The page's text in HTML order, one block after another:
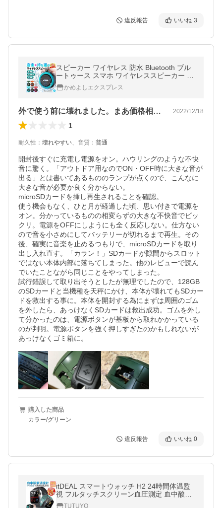
違反報告 いいね 3
スピーカー ワイヤレス 防水 Bluetooth ブル
ートゥース スマホ ワイヤレススピーカー ハ
ンズフリー 大音量 高音質 コンパクト
かめよしエクスプレス
外で使う前に壊れました。まあ価格相応かな 2022/12/18
1
耐久性 ： 壊れやすい、 音質 ： 普通
開封後すぐに充電し電源をオン。ハウリングのような不快
音に驚く。「アウトドア用なのでON・OFF時に大きな音が
出る」とは書いてあるもののランプが点くので、こんなに
大きな音が必要か良く分からない。
microSDカードを挿し再生されることを確認。
使う機会もなく、ひと月が経過した頃、思い付きで電源を
オン。分かっているものの相変らずの大きな不快音でビッ
クリ。電源をOFFにしようにも全く反応しない。仕方ない
ので音を小さめにしてバッテリーが切れるまで再生。その
後、確実に音楽を止めるつもりで、microSDカードを取り
出し入れ直す。「カラン！」SDカードが隙間からスロット
ではない本体内部に落ちてしまった。他のレビューで読ん
でいたことながら同じことをやってしまった。
試行錯誤して取り出そうとしたが無理でしたので、128GB
のSDカードと当機種を天秤にかけ、本体が壊れてもSDカー
ドを救出する事に。本体を開封する為にまずは周囲のゴム
を外したら、あっけなくSDカードは救出成功。ゴムを外し
て分かったのは、電源ボタンが基板から取れかかっている
のが判明。電源ボタンを強く押しすぎたのかもしれないが
あっけなくゴミ箱に。
購入した商品
カラー/グリーン
違反報告 いいね 0
itDEAL スマートウォッチ H2 24時間体温監
視 フルタッチスクリーン血圧測定 血中酸素
濃度計 大画面 着信通知 歩数計 心拍計 活動
TUTUYO